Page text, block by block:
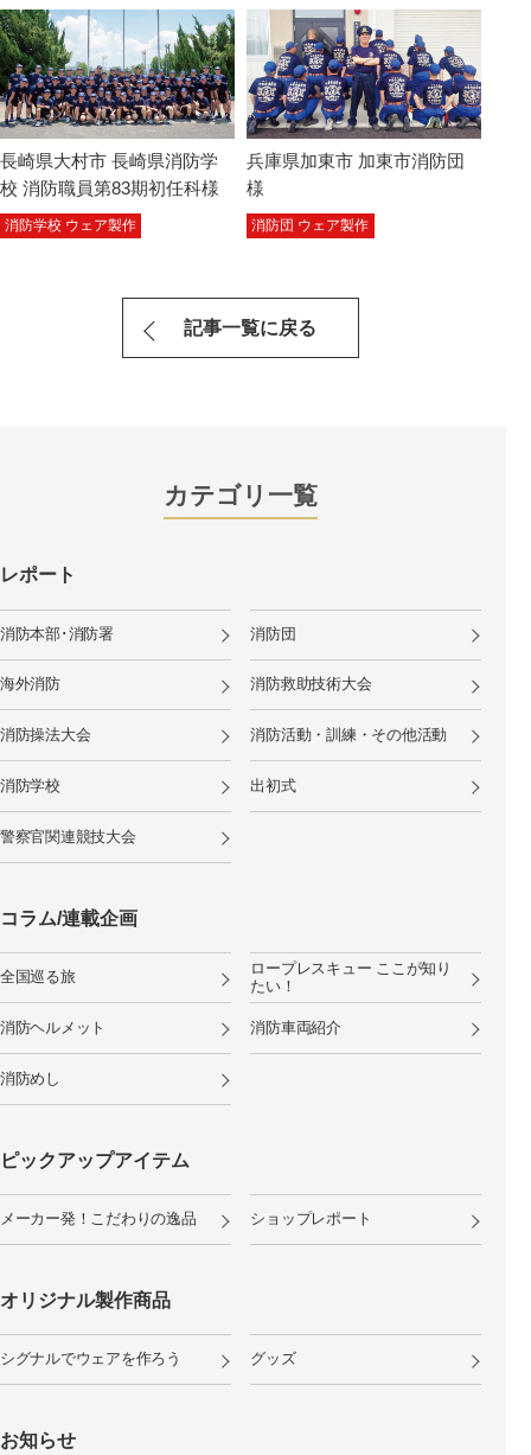
長崎県大村市 長崎県消防学
校 消防職員第83期初任科様
消防学校 ウェア製作
兵庫県加東市 加東市消防団
様
消防団 ウェア製作
記事一覧に戻る
カテゴリ一覧
レポート
消防本部･消防署 消防団
海外消防 消防救助技術大会
消防操法大会 消防活動・訓練・その他活動
消防学校 出初式
警察官関連競技大会
コラム/連載企画
全国巡る旅
ロープレスキュー ここが知り
たい！
消防ヘルメット 消防車両紹介
消防めし
ピックアップアイテム
メーカー発！こだわりの逸品 ショップレポート
オリジナル製作商品
シグナルでウェアを作ろう グッズ
お知らせ